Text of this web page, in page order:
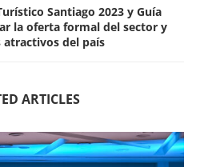
Santiago 2023 y Guía
la oferta formal del sector y
atractivos del país
ARTICLES